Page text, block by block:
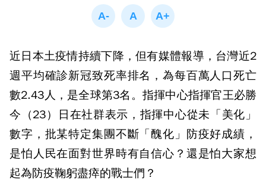
近日本土疫情持續下降，但有媒體報導，台灣近2
週平均確診新冠致死率排名，為每百萬人口死亡
數2.43人，是全球第3名。指揮中心指揮官王必勝
今（23）日在社群表示，指揮中心從未「美化」
數字，批某特定集團不斷「醜化」防疫好成績，
是怕人民在面對世界時有自信心？還是怕大家想
起為防疫鞠躬盡瘁的戰士們？